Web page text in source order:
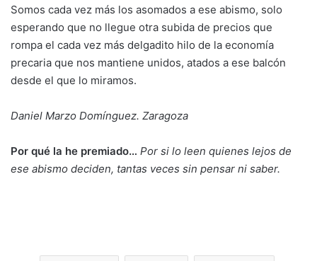
Somos cada vez más los asomados a ese abismo, solo
esperando que no llegue otra subida de precios que
rompa el cada vez más delgadito hilo de la economía
precaria que nos mantiene unidos, atados a ese balcón
desde el que lo miramos.
Daniel Marzo Domínguez. Zaragoza
Por qué la he premiado… Por si lo leen quienes lejos de
ese abismo deciden, tantas veces sin pensar ni saber.